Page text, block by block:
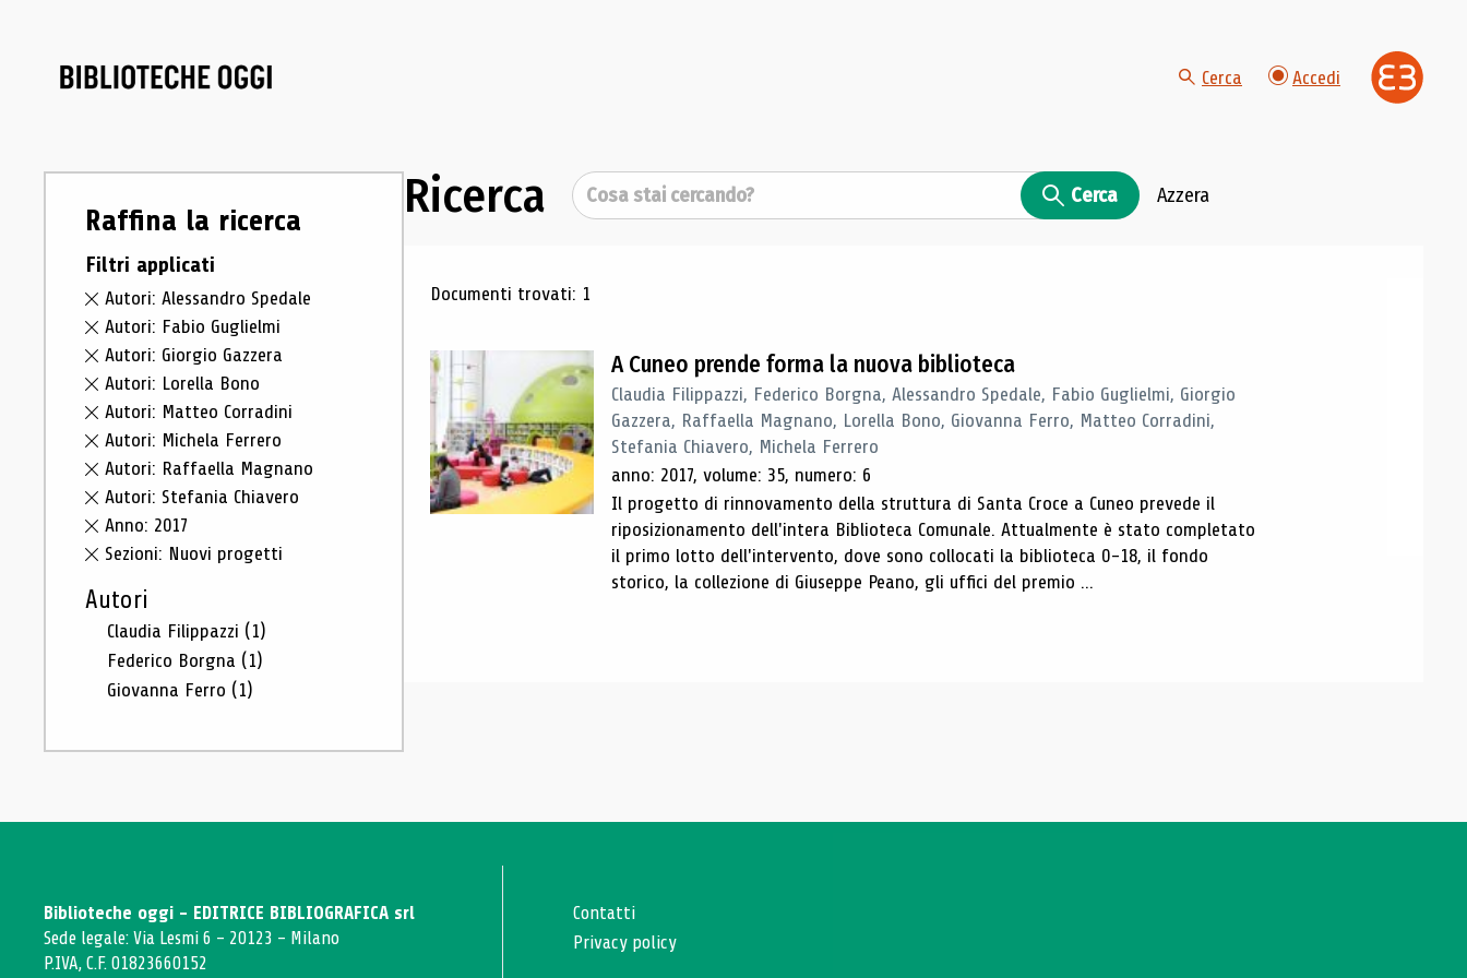
Cerca Accedi
Raffina la ricerca
Filtri applicati
Autori: Alessandro Spedale
Autori: Fabio Guglielmi
Autori: Giorgio Gazzera
Autori: Lorella Bono
Autori: Matteo Corradini
Autori: Michela Ferrero
Autori: Raffaella Magnano
Autori: Stefania Chiavero
Anno: 2017
Sezioni: Nuovi progetti
Autori
Claudia Filippazzi (1)
Federico Borgna (1)
Giovanna Ferro (1)
Ricerca Cerca Cerca Azzera
Risultati di ricerca
Documenti trovati: 1
A Cuneo prende forma la nuova biblioteca
Claudia Filippazzi, Federico Borgna, Alessandro Spedale, Fabio Guglielmi, Giorgio
Gazzera, Raffaella Magnano, Lorella Bono, Giovanna Ferro, Matteo Corradini,
Stefania Chiavero, Michela Ferrero
anno: 2017, volume: 35, numero: 6
Il progetto di rinnovamento della struttura di Santa Croce a Cuneo prevede il
riposizionamento dell'intera Biblioteca Comunale. Attualmente è stato completato
il primo lotto dell'intervento, dove sono collocati la biblioteca 0-18, il fondo
storico, la collezione di Giuseppe Peano, gli uffici del premio ...
Biblioteche oggi - EDITRICE BIBLIOGRAFICA srl
Sede legale: Via Lesmi 6 - 20123 - Milano
P.IVA, C.F. 01823660152
Contatti
Privacy policy